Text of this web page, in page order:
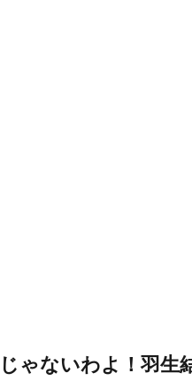
ゃないわよ！羽生